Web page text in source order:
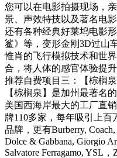
您可以在电影拍摄现场，
景、声效特技以及著名电
还有各种经典好莱坞电影
鲨》等，变形金刚3D过山
惟肖的飞行模拟技术和世
合，将人体的感官体验提升
推荐自费项目三：【棕榈
【棕榈泉】是加州最著名
美国西海岸最大的工厂直
牌110多家，每年吸引上
品牌，更有Burberry,
Dolce & Gabbana, Giorgio
Salvatore Ferragamo, YSL